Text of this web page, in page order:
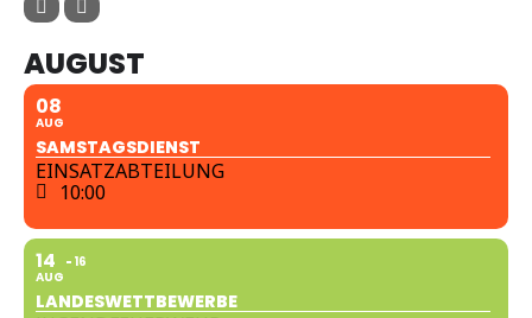
AUGUST
08
AUG
SAMSTAGSDIENST
EINSATZABTEILUNG
10:00
14
AUG
16
LANDESWETTBEWERBE